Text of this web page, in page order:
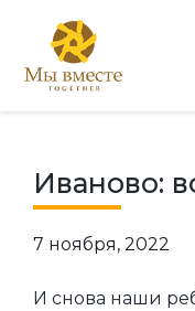
Иваново:
7 ноября, 2022
И снова наши